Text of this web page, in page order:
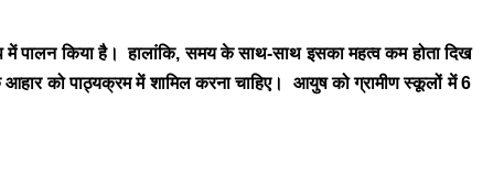
में पालन किया है। हालांकि, समय के साथ-साथ इसका महत्व कम होता दिख
को पाठ्यक्रम में शामिल करना चाहिए। आयुष को ग्रामीण स्कूलों में 6